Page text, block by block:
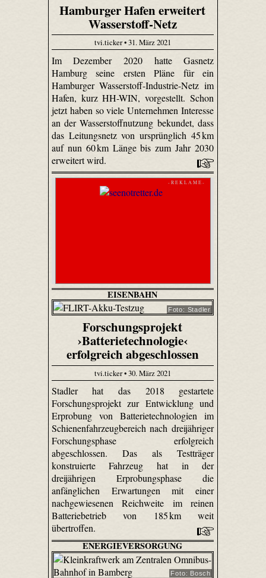
Hamburger Hafen erweitert
Wasserstoff-Netz
tvi.ticker • 31. März 2021
Im Dezember 2020 hatte Gasnetz
Hamburg seine ersten Pläne für ein
Hamburger Wasserstoff-Industrie-Netz im
Hafen, kurz HH-WIN, vorgestellt. Schon
jetzt haben so viele Unternehmen Interesse
an der Wasserstoffnutzung bekundet, dass
das Leitungsnetz von ursprünglich 45 km
auf nun 60 km Länge bis zum Jahr 2030
erweitert wird.
- R E K L A M E -
EISENBAHN
Foto: Stadler
Forschungsprojekt
›Batterietechnologie‹
erfolgreich abgeschlossen
tvi.ticker • 30. März 2021
Stadler hat das 2018 gestartete
Forschungsprojekt zur Entwicklung und
Erprobung von Batterietechnologien im
Schienenfahrzeugbereich nach dreijähriger
Forschungsphase erfolgreich
abgeschlossen. Das als Testträger
konstruierte Fahrzeug hat in der
dreijährigen Erprobungsphase die
anfänglichen Erwartungen mit einer
nachgewiesenen Reichweite im reinen
Batteriebetrieb von 185 km weit
übertroffen.
ENERGIEVERSORGUNG
Foto: Bosch